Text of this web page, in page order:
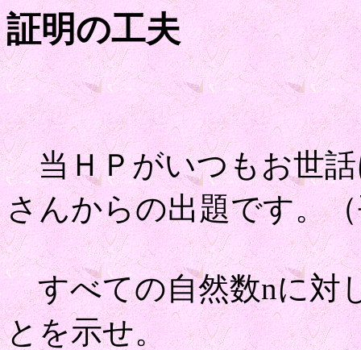
証明の工夫
当ＨＰがいつもお世話
さんからの出題です。
すべての自然数nに対
とを示せ。